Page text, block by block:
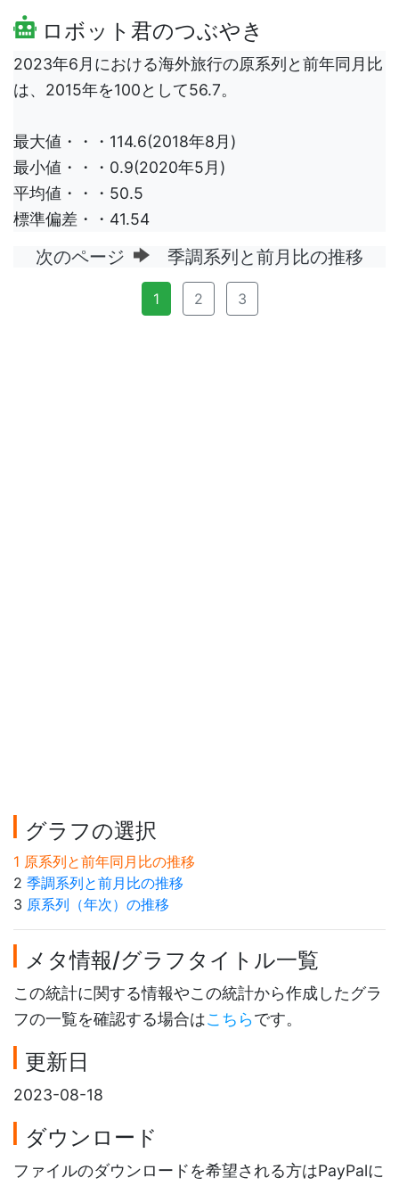
ロボット君のつぶやき
2023年6月における海外旅行の原系列と前年同月比
は、2015年を100として56.7。
最大値・・・114.6(2018年8月)
最小値・・・0.9(2020年5月)
平均値・・・50.5
標準偏差・・41.54
次のページ 季調系列と前月比の推移
1 2 3
グラフの選択
1 原系列と前年同月比の推移
2 季調系列と前月比の推移
3 原系列（年次）の推移
メタ情報/グラフタイトル一覧
この統計に関する情報やこの統計から作成したグラ
フの一覧を確認する場合はこちらです。
更新日
2023-08-18
ダウンロード
ファイルのダウンロードを希望される方はPayPalに